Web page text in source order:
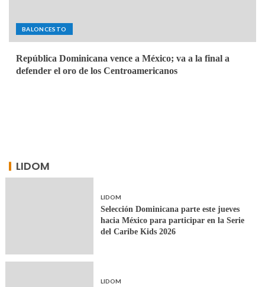
BALONCESTO
República Dominicana vence a México; va a la final a
defender el oro de los Centroamericanos
LIDOM
LIDOM
Selección Dominicana parte este jueves
hacia México para participar en la Serie
del Caribe Kids 2026
LIDOM